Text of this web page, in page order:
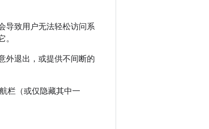
导致用户无法轻松访问系
外退出，或提供不间断的
栏（或仅隐藏其中一